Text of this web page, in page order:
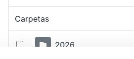
Selección del elemento
Carpetas
2026